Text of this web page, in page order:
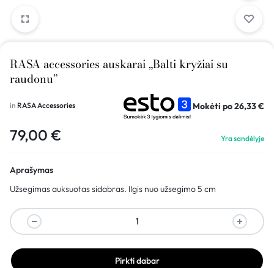
RASA accessories auskarai „Balti kryžiai su
raudonu”
in RASA Accessories Mokėti po26,33€
79,00 € Yra sandėlyje
Aprašymas
Užsegimas auksuotas sidabras. Ilgis nuo užsegimo 5 cm
Pirkti dabar